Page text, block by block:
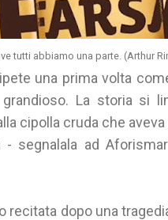
tutti abbiamo una parte. (Arthur
una prima volta
La storia si
cipolla cruda che
segnalala ad
recitata dopo una